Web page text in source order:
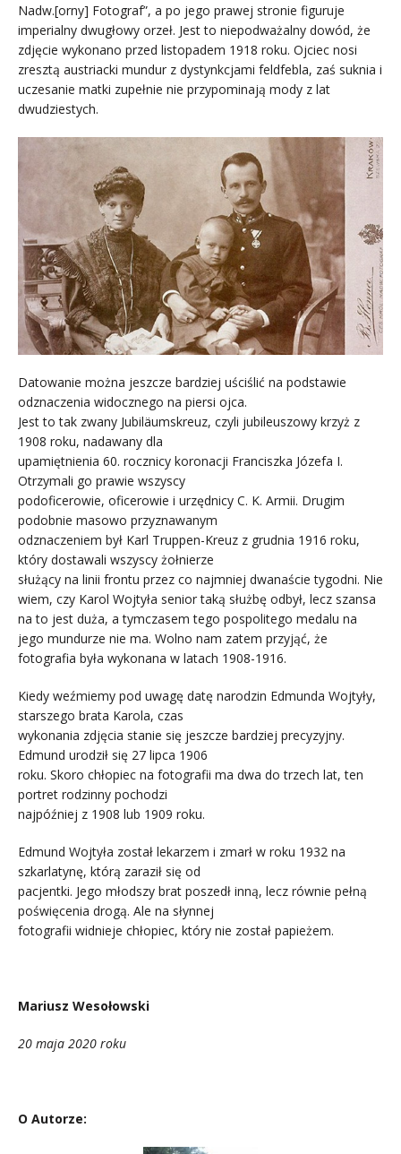
Nadw.[orny] Fotograf”, a po jego prawej stronie figuruje
imperialny dwugłowy orzeł. Jest to niepodważalny dowód, że
zdjęcie wykonano przed listopadem 1918 roku. Ojciec nosi
zresztą austriacki mundur z dystynkcjami feldfebla, zaś suknia i
uczesanie matki zupełnie nie przypominają mody z lat
dwudziestych.
Datowanie można jeszcze bardziej uściślić na podstawie
odznaczenia widocznego na piersi ojca.
Jest to tak zwany Jubiläumskreuz, czyli jubileuszowy krzyż z
1908 roku, nadawany dla
upamiętnienia 60. rocznicy koronacji Franciszka Józefa I.
Otrzymali go prawie wszyscy
podoficerowie, oficerowie i urzędnicy C. K. Armii. Drugim
podobnie masowo przyznawanym
odznaczeniem był Karl Truppen-Kreuz z grudnia 1916 roku,
który dostawali wszyscy żołnierze
służący na linii frontu przez co najmniej dwanaście tygodni. Nie
wiem, czy Karol Wojtyła senior taką służbę odbył, lecz szansa
na to jest duża, a tymczasem tego pospolitego medalu na
jego mundurze nie ma. Wolno nam zatem przyjąć, że
fotografia była wykonana w latach 1908-1916.
Kiedy weźmiemy pod uwagę datę narodzin Edmunda Wojtyły,
starszego brata Karola, czas
wykonania zdjęcia stanie się jeszcze bardziej precyzyjny.
Edmund urodził się 27 lipca 1906
roku. Skoro chłopiec na fotografii ma dwa do trzech lat, ten
portret rodzinny pochodzi
najpóźniej z 1908 lub 1909 roku.
Edmund Wojtyła został lekarzem i zmarł w roku 1932 na
szkarlatynę, którą zaraził się od
pacjentki. Jego młodszy brat poszedł inną, lecz równie pełną
poświęcenia drogą. Ale na słynnej
fotografii widnieje chłopiec, który nie został papieżem.
Mariusz Wesołowski
20 maja 2020 roku
O Autorze: